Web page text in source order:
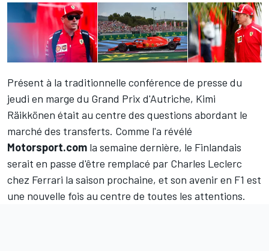
Présent à la traditionnelle conférence de presse du
jeudi en marge du Grand Prix d'Autriche, Kimi
Räikkönen était au centre des questions abordant le
marché des transferts. Comme l'a révélé
Motorsport.com la semaine dernière, le Finlandais
serait en passe d'être remplacé par Charles Leclerc
chez Ferrari la saison prochaine, et son avenir en F1 est
une nouvelle fois au centre de toutes les attentions.